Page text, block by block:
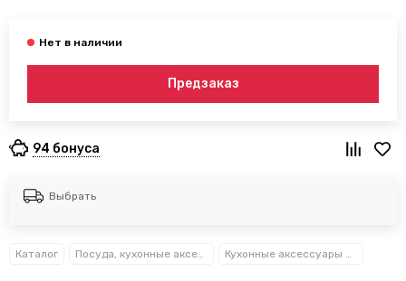
Предзаказ
94 бонуса
Выбрать
Каталог Посуда, кухонные аксессуары и принадлежности TM Kamille TM Ofenbach Кухонные аксессуары Kamille™